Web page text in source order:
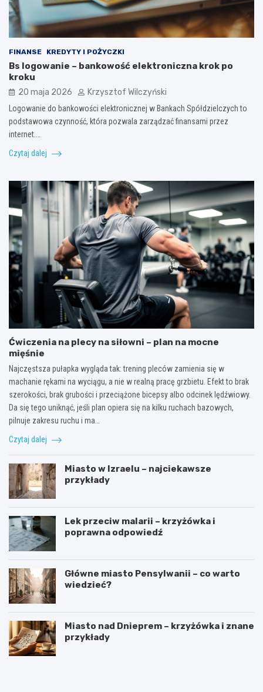
FINANSE KREDYTY I POŻYCZKI
Bs logowanie – bankowość elektroniczna krok po
kroku
20 maja 2026 Krzysztof Wilczyński
Logowanie do bankowości elektronicznej w Bankach Spółdzielczych to
podstawowa czynność, która pozwala zarządzać finansami przez
internet.…
Czytaj dalej
Ćwiczenia na plecy na siłowni – plan na mocne
mięśnie
Najczęstsza pułapka wygląda tak: trening pleców zamienia się w
machanie rękami na wyciągu, a nie w realną pracę grzbietu. Efekt to brak
szerokości, brak grubości i przeciążone bicepsy albo odcinek lędźwiowy.
Da się tego uniknąć, jeśli plan opiera się na kilku ruchach bazowych,
pilnuje zakresu ruchu i ma…
Czytaj dalej
Miasto w Izraelu – najciekawsze
przykłady
Lek przeciw malarii – krzyżówka i
poprawna odpowiedź
Główne miasto Pensylwanii – co warto
wiedzieć?
Miasto nad Dnieprem – krzyżówka i znane
przykłady
J
D